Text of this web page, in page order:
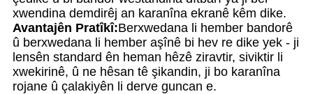
xwendina demdirêj an karanîna ekranê kêm dike.
Avantajên Pratîkî:Berxwedana li hember bandorê
û berxwedana li hember aşînê bi hev re dike yek - ji
lensên standard ên heman hêzê ziravtir, siviktir li
xwekirinê, û ne hêsan tê şikandin, ji bo karanîna
rojane û çalakiyên li derve guncan e.